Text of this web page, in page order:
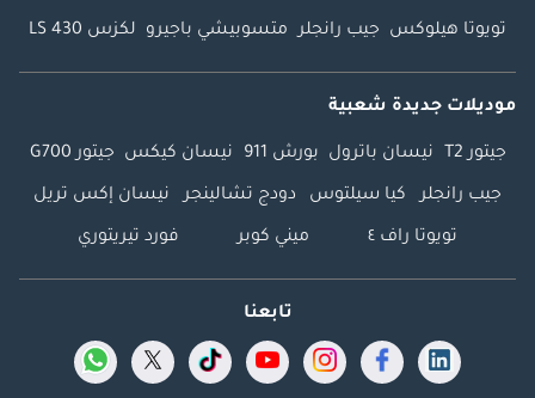
تويوتا هيلوكس جيب رانجلر متسوبيشي باجيرو لكزس LS 430
موديلات جديدة شعبية
جيتور T2 نيسان باترول بورش 911 نيسان كيكس جيتور G700
جيب رانجلر كيا سيلتوس دودج تشالينجر نيسان إكس تريل
تويوتا راف ٤ ميني كوبر فورد تيريتوري
تابعنا